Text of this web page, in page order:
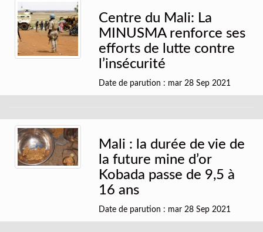
Centre du Mali: La
MINUSMA renforce ses
efforts de lutte contre
l’insécurité
Date de parution : mar 28 Sep 2021
Mali : la durée de vie de
la future mine d’or
Kobada passe de 9,5 à
16 ans
Date de parution : mar 28 Sep 2021